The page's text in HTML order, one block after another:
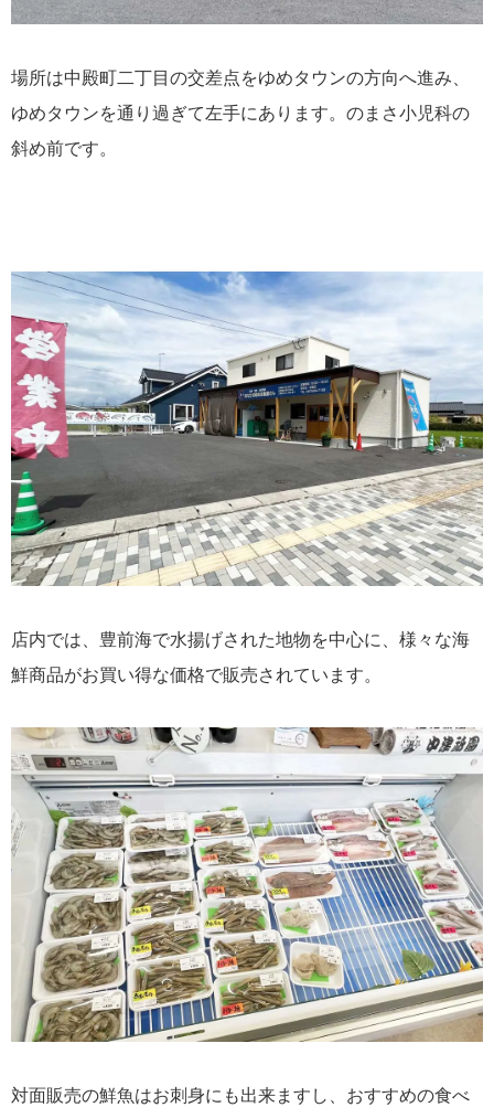
場所は中殿町二丁目の交差点をゆめタウンの方向へ進み、
ゆめタウンを通り過ぎて左手にあります。のまさ小児科の
斜め前です。
店内では、豊前海で水揚げされた地物を中心に、様々な海
鮮商品がお買い得な価格で販売されています。
対面販売の鮮魚はお刺身にも出来ますし、おすすめの食べ